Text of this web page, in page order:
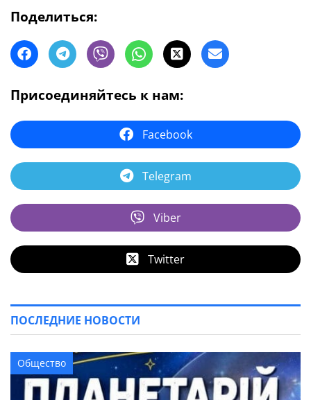
Поделиться:
Присоединяйтесь к нам:
Facebook
Telegram
Viber
Twitter
ПОСЛЕДНИЕ НОВОСТИ
Общество